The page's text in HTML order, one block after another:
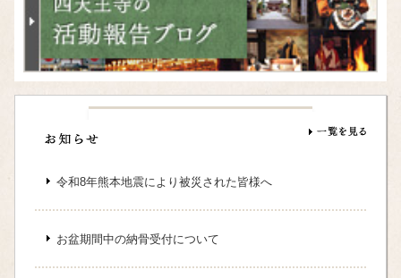
令和8年熊本地震により被災された皆様へ
お盆期間中の納骨受付について